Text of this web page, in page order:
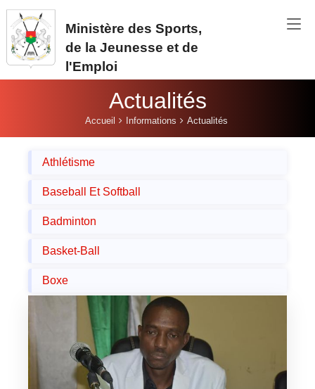
Aller au contenu principal
Ministère des Sports,
de la Jeunesse et de
l'Emploi
Actualités
Accueil Informations Actualités
Athlétisme
Baseball Et Softball
Badminton
Basket-Ball
Boxe